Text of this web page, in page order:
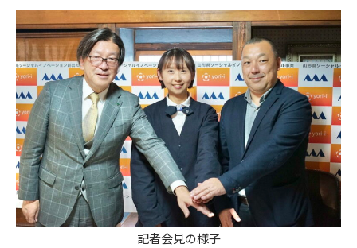
記者会見の様子